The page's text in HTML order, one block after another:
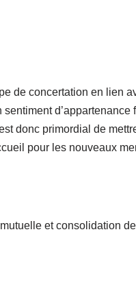
de concertation en lien
donc primordial de
pour les nouveaux
et consolidation